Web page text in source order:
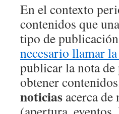
En el contexto
contenidos que
tipo de
necesario llamar
publicar la nota
obtener
noticias acerca de